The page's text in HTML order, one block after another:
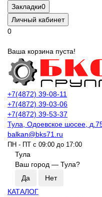
Закладки0
Личный кабинет
0
Ваша корзина пуста!
+7(4872) 39-08-11
+7(4872) 39-03-06
+7(4872) 39-53-37
Тула, Одоевское шосее,
balkan@bks71.ru
ПН - ПТ с 09:00 до 17:00
Тула
Ваш город — Тула?
КАТАЛОГ